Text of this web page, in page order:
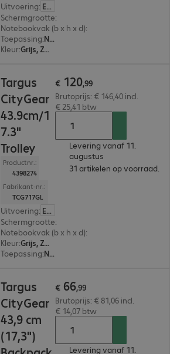
Uitvoering: Europa
Schermgrootte:
Notebookvak (b x h x d):
Toepassing: Notebook
Kleur: Grijs, Zwart
Targus
CityGear
43.9cm/1
7.3"
Trolley
Productnr.:
4398274
Fabrikant-nr.:
TCG717GL
Uitvoering: Europa
Schermgrootte:
Notebookvak (b x h x d):
Kleur:
Grijs, Zwart
Toepassing: Notebook
€ 120,99
Brutoprijs: € 146,40 incl.
€ 25,41 btw
Levering vanaf 11.
augustus
31 artikelen op voorraad.
Targus
CityGear
43,9 cm
(17,3")
€ 66,99
Brutoprijs: € 81,06 incl.
€ 14,07 btw
Levering vanaf 11.